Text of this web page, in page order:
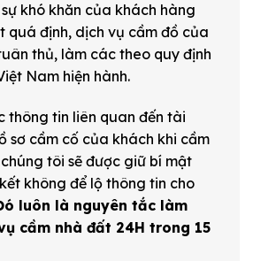
khó khăn của khách hàng
quá định, dịch vụ cầm đồ của
thủ, làm các theo quy định
Nam hiện hành.
thông tin liên quan đến tài
sơ cầm cố của khách khi cầm
tôi sẽ được giữ bí mật
không để lộ thông tin cho
luôn là nguyên tắc làm
cầm nhà đất 24H trong 15